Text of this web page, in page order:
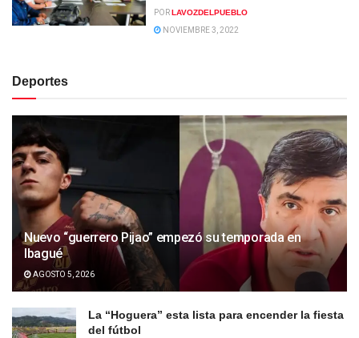
PORLAVOZDELPUEBLO
NOVIEMBRE 3, 2022
Deportes
Nuevo “guerrero Pijao” empezó su temporada en
Ibagué
AGOSTO 5, 2026
La “Hoguera” esta lista para encender la fiesta
del fútbol